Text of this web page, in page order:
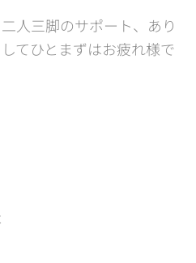
人三脚のサポート、あり
てひとまずはお疲れ様で